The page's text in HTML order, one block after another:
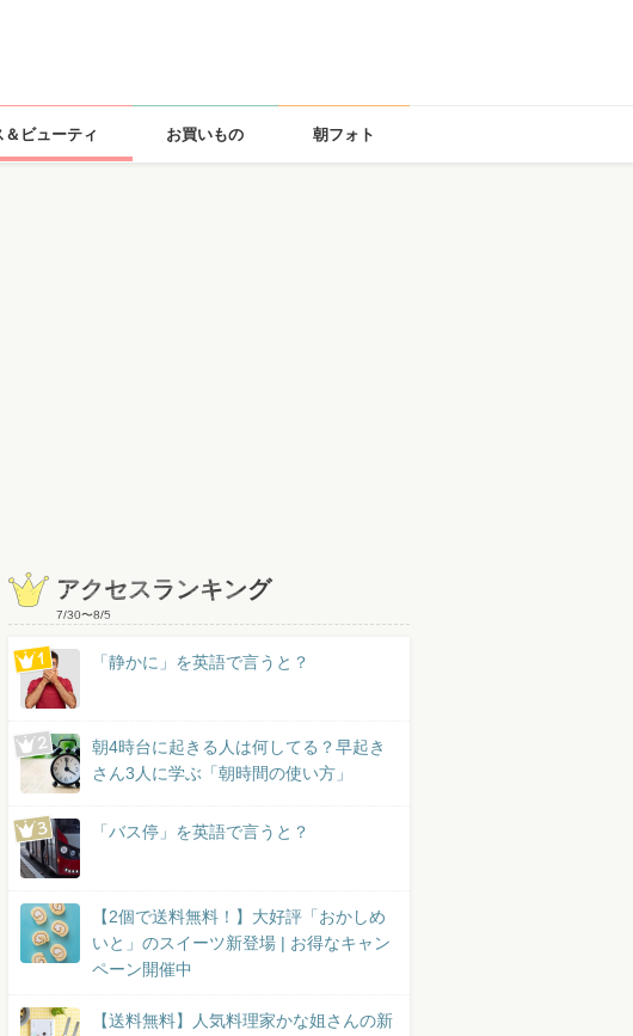
＆ビューティ お買いもの 朝フォト
アクセスランキング
7/30〜8/5
「静かに」を英語で言うと？
朝4時台に起きる人は何してる？早起き
さん3人に学ぶ「朝時間の使い方」
「バス停」を英語で言うと？
【2個で送料無料！】大好評「おかしめ
いと」のスイーツ新登場 | お得なキャン
ペーン開催中
【送料無料】人気料理家かな姐さんの新